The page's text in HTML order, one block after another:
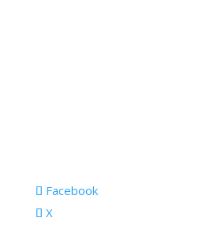
Facebook
X